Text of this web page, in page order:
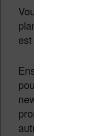
Vous pouvez déjà
plans du site
est en cours.
Ensuite, si ce
pouvez vous
newsletter pour
promotions sur
autres marques).